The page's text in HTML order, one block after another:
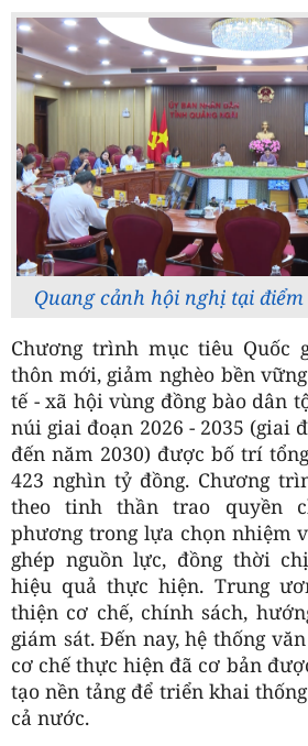
Quang cảnh hội nghị tại
Chương trình mục tiêu Quốc
thôn mới, giảm nghèo bền
tế - xã hội vùng đồng bào dân
núi giai đoạn 2026 - 2035 (giai
đến năm 2030) được bố trí
423 nghìn tỷ đồng. Chương
theo tinh thần trao quyền
phương trong lựa chọn nhiệm
ghép nguồn lực, đồng thời
hiệu quả thực hiện. Trung
thiện cơ chế, chính sách,
giám sát. Đến nay, hệ thống
cơ chế thực hiện đã cơ bản
tạo nền tảng để triển khai
cả nước.